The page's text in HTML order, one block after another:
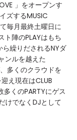
」をオープンす
ズするMUSIC
毎月最終土曜日に
陣のPLAYはもち
ら繰りだされるNYダ
ンルを越えた
多くのクラウドを
え現在はCLUB
くのPARTYにゲス
けでなくDJとして